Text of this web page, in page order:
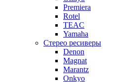
Premiera
Rotel
TEAC
Yamaha
Стерео ресиверы
Denon
Magnat
Marantz
Onkyo